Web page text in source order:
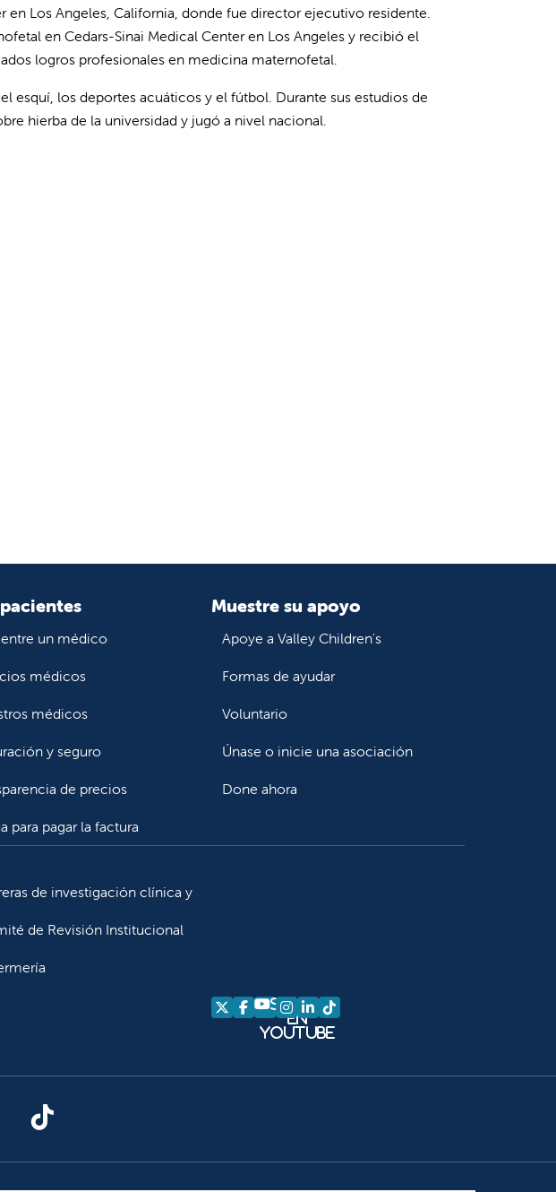
en Los Angeles, California, donde fue director ejecutivo residente.
en Cedars-Sinai Medical Center en Los Angeles y recibió el
logros profesionales en medicina maternofetal.
esquí, los deportes acuáticos y el fútbol. Durante sus estudios de
hierba de la universidad y jugó a nivel nacional.
un médico
médicos
médicos
y seguro
de precios
para pagar la factura
Muestre su apoyo
Apoye a Valley Children's
Formas de ayudar
Voluntario
Únase o inicie una asociación
Done ahora
de investigación clínica y
de Revisión Institucional
Síganos en X
Síganos en Facebook
Síganos
en
YouTube
Síganos en Instagram
Síganos en LinkedIn
Síganos en TikTok
en Instagram
en LinkedIn
Síganos en TikTok